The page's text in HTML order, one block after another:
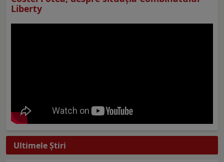
Liberty
Ultimele Ştiri